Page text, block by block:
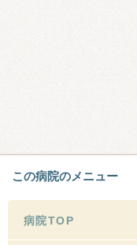
この病院のメニュー
病院TOP